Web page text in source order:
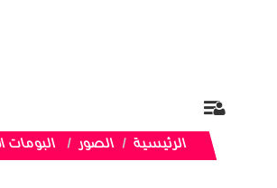
الرئيسية الصور البومات